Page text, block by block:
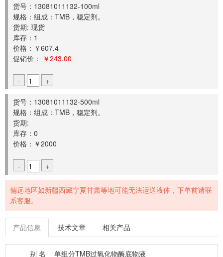
货号：13081011132-100ml
规格：组成：TMB，稳定剂。
货期: 现货
库存：1
价格：￥607.4
促销价：
￥243.00
- +
货号：13081011132-500ml
规格：组成：TMB，稳定剂。
货期:
库存：0
价格：￥2000
- +
偏远地区如新疆西藏宁夏甘肃等地可能无法运送液体，下单前请联
系客服。
产品信息 技术文章 相关产品
别 名
单组分TMB过氧化物酶底物液